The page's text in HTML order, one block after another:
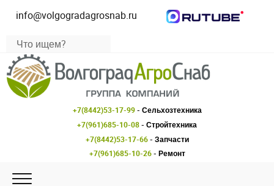
info@volgogradagrosnab.ru
+7(8442)53-17-99- Сельхозтехника
+7(961)685-10-08- Стройтехника
+7(8442)53-17-66- Запчасти
+7(961)685-10-26- Ремонт